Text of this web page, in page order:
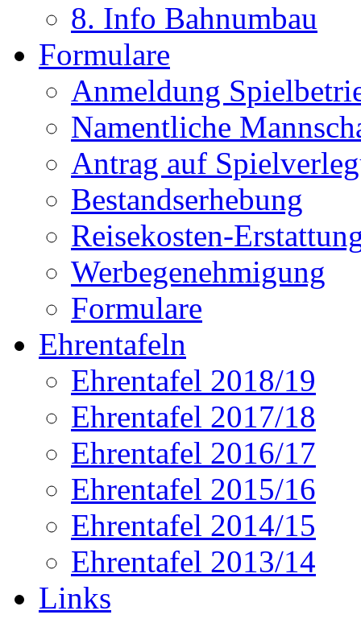
8. Info Bahnumbau
Formulare
Anmeldung
Namentliche
Antrag auf
Bestandserhebung
Reisekosten-
Werbegenehmigung
Formulare
Ehrentafeln
Ehrentafel 2018/19
Ehrentafel 2017/18
Ehrentafel 2016/17
Ehrentafel 2015/16
Ehrentafel 2014/15
Ehrentafel 2013/14
Links